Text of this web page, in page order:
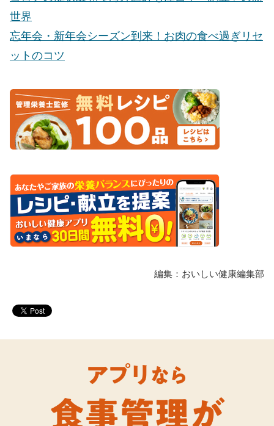
世界
忘年会・新年会シーズン到来！お肉の食べ過ぎリセ
ットのコツ
編集：おいしい健康編集部